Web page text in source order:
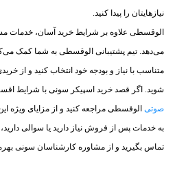
نیازهایتان را پیدا کنید.
الوقسطی علاوه بر شرایط خرید آسان، خدمات
می‌دهد. تیم پشتیبانی الوقسطی به شما کمک
متناسب با نیاز و بودجه خود انتخاب کنید و از
شوید. اگر قصد خرید اسپیکر سونی با شرایط
صوتی الوقسطی مراجعه کنید و از مزایای ویژه
به خدمات پس از فروش نیاز دارید یا سوالی دارید،
تماس بگیرید و از مشاوره کارشناسان سونی